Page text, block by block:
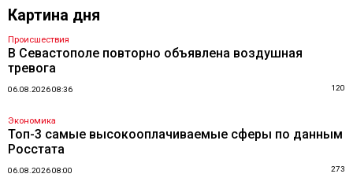
Картина дня
Происшествия
В Севастополе повторно объявлена воздушная
тревога
06.08.2026 08:36 120
Экономика
Топ-3 самые высокооплачиваемые сферы по данным
Росстата
06.08.2026 08:00 273